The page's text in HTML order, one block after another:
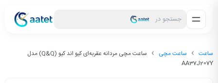
جستجو در
ساعت ساعت مچی
ساعت مچی مردانه عقربه‌ای کیو اند کیو (Q&Q) مدل
AA37J207Y